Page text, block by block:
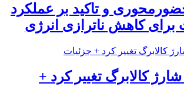
و تاکید بر عملکرد
برای کاهش ناترازی انرژی
کالابرگ تغییر کرد +